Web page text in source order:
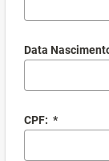
Data
CPF: *